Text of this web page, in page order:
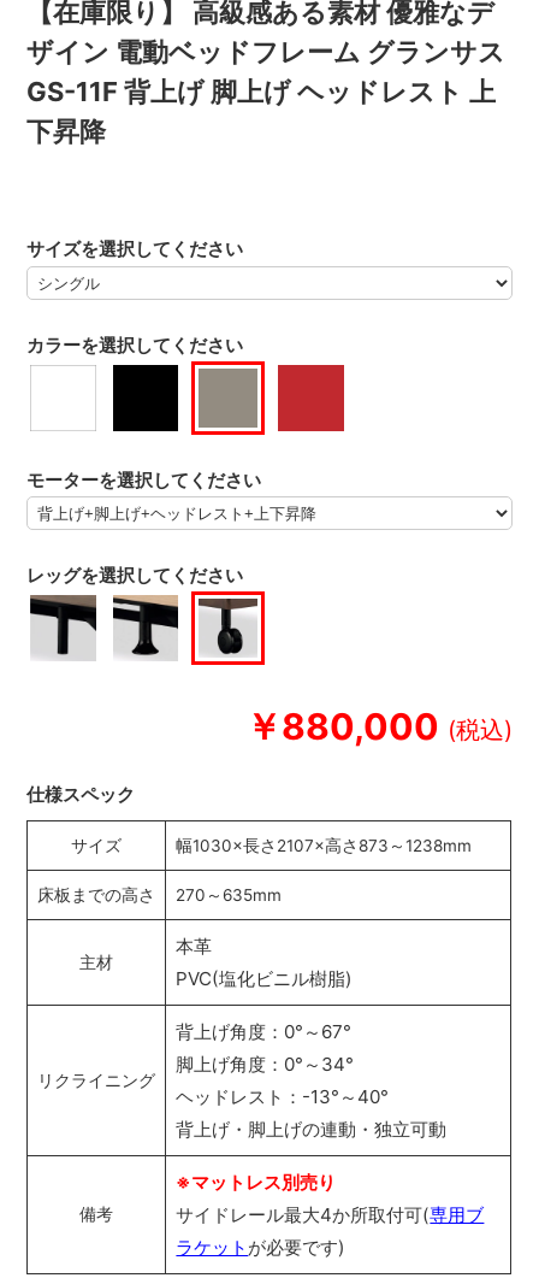
【在庫限り】 高級感ある素材 優雅なデ
ザイン 電動ベッドフレーム グランサス
GS-11F 背上げ 脚上げ ヘッドレスト 上
下昇降
￥880,000
カラーを選択してください
サイズを選択してください
モーターを選択してください
レッグを選択してください
仕様スペック
サイズ 幅1030×長さ2107×高さ873～1238mm
床板までの高さ 270～635mm
主材
本革
PVC(塩化ビニル樹脂)
リクライニング
背上げ角度：0°～67°
脚上げ角度：0°～34°
ヘッドレスト：-13°～40°
背上げ・脚上げの連動・独立可動
備考
※マットレス別売り
サイドレール最大4か所取付可(専用ブ
ラケット が必要です)